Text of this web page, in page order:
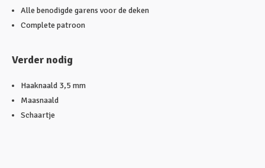
Alle benodigde garens voor de deken
Complete patroon
Verder nodig
Haaknaald 3,5 mm
Maasnaald
Schaartje